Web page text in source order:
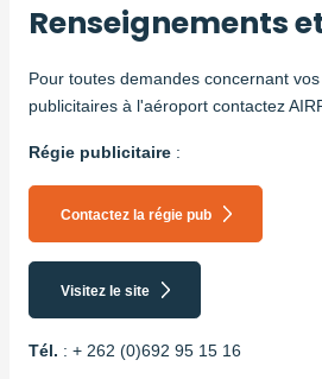
Renseignements
Pour toutes demandes concernant
publicitaires à l'aéroport contactez
Régie publicitaire :
Contactez la régie pub
Visitez le site
Tél. : + 262 (0)692 95 15 16